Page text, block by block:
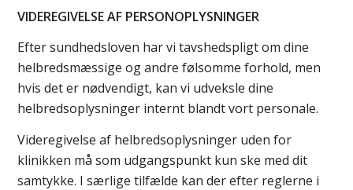
VIDEREGIVELSE AF PERSONOPLYSNINGER
Efter sundhedsloven har vi tavshedspligt om dine
helbredsmæssige og andre følsomme forhold, men
hvis det er nødvendigt, kan vi udveksle dine
helbredsoplysninger internt blandt vort personale.
Videregivelse af helbredsoplysninger uden for
klinikken må som udgangspunkt kun ske med dit
samtykke. I særlige tilfælde kan der efter reglerne i